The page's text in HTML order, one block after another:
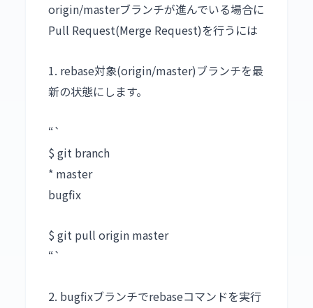
origin/masterブランチが進んでいる場合に
Pull Request(Merge Request)を行うには
1. rebase対象(origin/master)ブランチを最
新の状態にします。
“`
$ git branch
* master
bugfix
$ git pull origin master
“`
2. bugfixブランチでrebaseコマンドを実行